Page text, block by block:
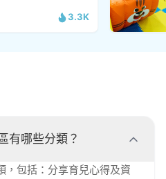
3.3K
有哪些分類？
，包括：分享育兒心得及資